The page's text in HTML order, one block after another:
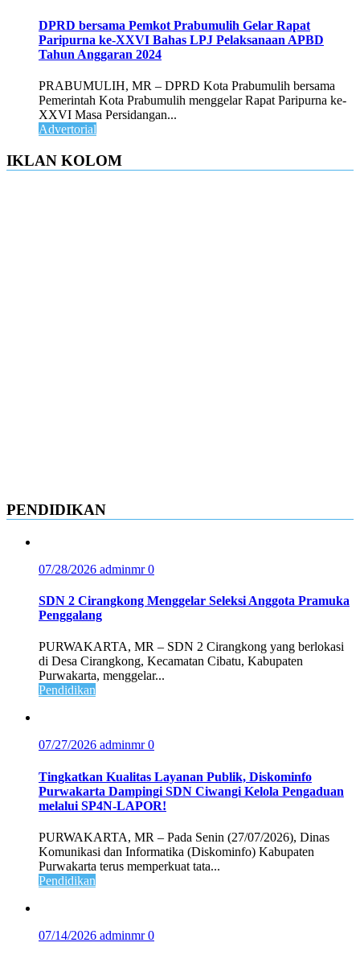
DPRD bersama Pemkot Prabumulih Gelar Rapat
Paripurna ke-XXVI Bahas LPJ Pelaksanaan APBD
Tahun Anggaran 2024
PRABUMULIH, MR – DPRD Kota Prabumulih bersama
Pemerintah Kota Prabumulih menggelar Rapat Paripurna ke-
XXVI Masa Persidangan...
Advertorial
IKLAN KOLOM
PENDIDIKAN
07/28/2026 adminmr0
SDN 2 Cirangkong Menggelar Seleksi Anggota Pramuka
Penggalang
PURWAKARTA, MR – SDN 2 Cirangkong yang berlokasi
di Desa Cirangkong, Kecamatan Cibatu, Kabupaten
Purwakarta, menggelar...
Pendidikan
07/27/2026 adminmr0
Tingkatkan Kualitas Layanan Publik, Diskominfo
Purwakarta Dampingi SDN Ciwangi Kelola Pengaduan
melalui SP4N-LAPOR!
PURWAKARTA, MR – Pada Senin (27/07/2026), Dinas
Komunikasi dan Informatika (Diskominfo) Kabupaten
Purwakarta terus memperkuat tata...
Pendidikan
07/14/2026 adminmr0